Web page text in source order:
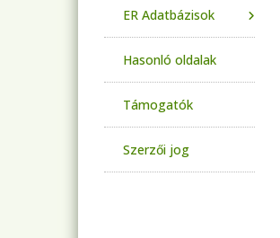
ER Adatbázisok
Hasonló oldalak
Támogatók
Szerzői jog